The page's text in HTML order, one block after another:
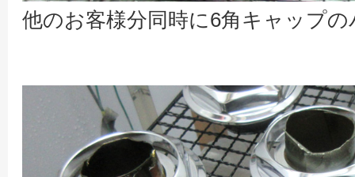
他のお客様分同時に6角キャップ